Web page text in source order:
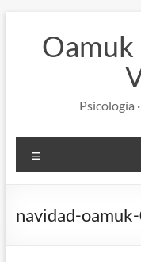
contenidoOamuk
Psicología
navidad-